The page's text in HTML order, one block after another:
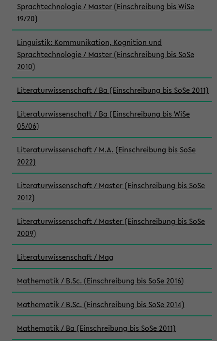
Sprachtechnologie / Master (Einschreibung bis WiSe
19/20)
Linguistik: Kommunikation, Kognition und
Sprachtechnologie / Master (Einschreibung bis SoSe
2010)
Literaturwissenschaft / Ba (Einschreibung bis SoSe 2011)
Literaturwissenschaft / Ba (Einschreibung bis WiSe
05/06)
Literaturwissenschaft / M.A. (Einschreibung bis SoSe
2022)
Literaturwissenschaft / Master (Einschreibung bis SoSe
2012)
Literaturwissenschaft / Master (Einschreibung bis SoSe
2009)
Literaturwissenschaft / Mag
Mathematik / B.Sc. (Einschreibung bis SoSe 2016)
Mathematik / B.Sc. (Einschreibung bis SoSe 2014)
Mathematik / Ba (Einschreibung bis SoSe 2011)